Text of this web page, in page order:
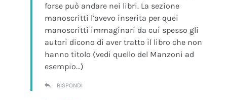
forse può andare nei libri. La sezione
manoscritti l’avevo inserita per quei
manoscritti immaginari da cui spesso gli
autori dicono di aver tratto il libro che non
hanno titolo (vedi quello del Manzoni ad
esempio…)
RISPONDI